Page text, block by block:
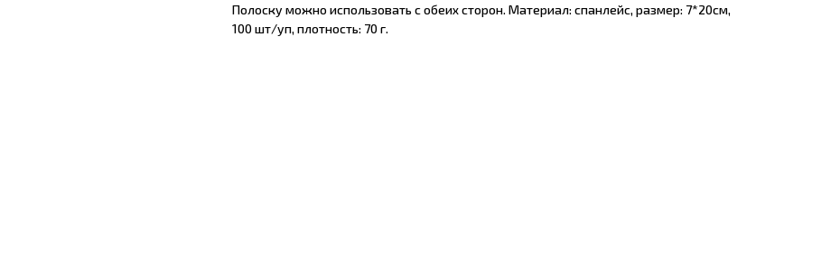
Полоску можно использовать с обеих сторон. Материал: спанлейс, размер: 7*20см,
100 шт/уп, плотность: 70 г.